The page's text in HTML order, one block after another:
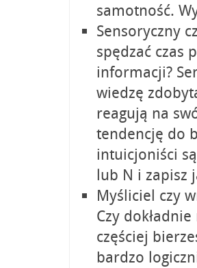
samotność.
Sensoryczny
spędzać czas
informacji?
wiedzę
reagują na
tendencję do
intuicjoniści
lub N i zapisz
Myśliciel czy
Czy
częściej
bardzo